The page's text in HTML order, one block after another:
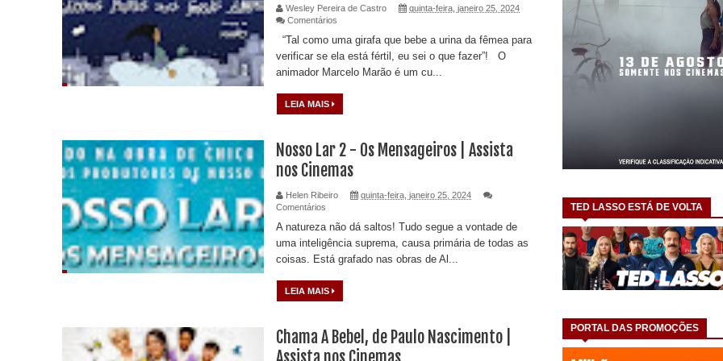
TED LASSO ESTÁ DE VOLTA
PORTAL DAS PROMOÇÕES
Wesley Pereira de Castro
quinta-feira, janeiro 25, 2024
Comentários
“Tal como uma girafa que bebe a urina da fêmea para
verificar se ela está fértil, eu sei o que fazer”! O
animador Marcelo Marão é um cu...
LEIA MAIS
Nosso Lar 2 - Os Mensageiros | Assista
nos Cinemas
Helen Ribeiro
quinta-feira, janeiro 25, 2024
Comentários
A natureza não dá saltos! Tudo segue a vontade de
uma inteligência suprema, causa primária de todas as
coisas. Está grafado nas obras de Al...
LEIA MAIS
Chama A Bebel, de Paulo Nascimento |